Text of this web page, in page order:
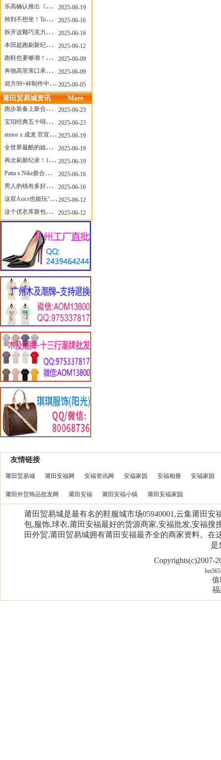
乐高确认推出《哥斯拉》积木，这设计也太酷了！
2025-06-19
帅到不想坐！Tom Sachs x Helinox 这把露营椅太炸了
2025-06-16
拆开这颗巧克力，居然是皮卡丘？
2025-06-16
本田超跑刷新纪录了！700万元成交价
2025-06-12
跑鞋也要够潮！昂跑 x Slam Jam 联名即将发售
2025-06-09
奔驰高管亲口承认：电动G级，完全失败了！
2025-06-09
前方99+杯制作中！「爷爷不泡茶」苹果狗、桃桃喵，今夏顶流潮饮！
2025-06-05
莆田贸易城资讯 More
跑步装备上新合集，最近有什么可以关注的呢？
2025-06-23
宝珀经典五十噚家族再添新员 适配所有腕围的38mm小表径腕表亮相
2025-06-23
atmos x 成龙 官宣，《警察故事》联名短袖公布！
2025-06-19
全世界最酷的姐姐，和Nike联名的鞋要来了！
2025-06-19
再次刷新纪录！14只 LABUBU 共拍出240万元
2025-06-19
Patta x Nike新合作提前泄露，这次的服饰周边也有亮点？
2025-06-16
男人的钱有多好赚？四个大学生创业卖短裤，年销8个亿！
2025-06-16
这双Asics也能玩“牛仔感”？TOGA联名即将登场！
2025-06-12
这个优衣库新包，能火起来吗？
2025-06-12
友情链接
莆田贸易城 莆田安福网 安福资讯网 安福家园 安福相册 安福家园
莆田外贸饰品批发网 莆田安福 莆田安福小镇 莆田安福家园
莆田贸易城是最有名的鞋服城市场05940001,云集莆田
包,服饰,球衣,莆田安福最好的货源商家,安福批发,安福
田外贸,莆田贸易城拥有莆田安福最齐全的商家资料。
是
Copyrights(c)2007-
bet365
值